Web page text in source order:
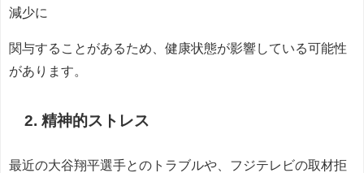
減少に
関与することがあるため、健康状態が影響している可能性
があります。
2. 精神的ストレス
最近の大谷翔平選手とのトラブルや、フジテレビの取材拒